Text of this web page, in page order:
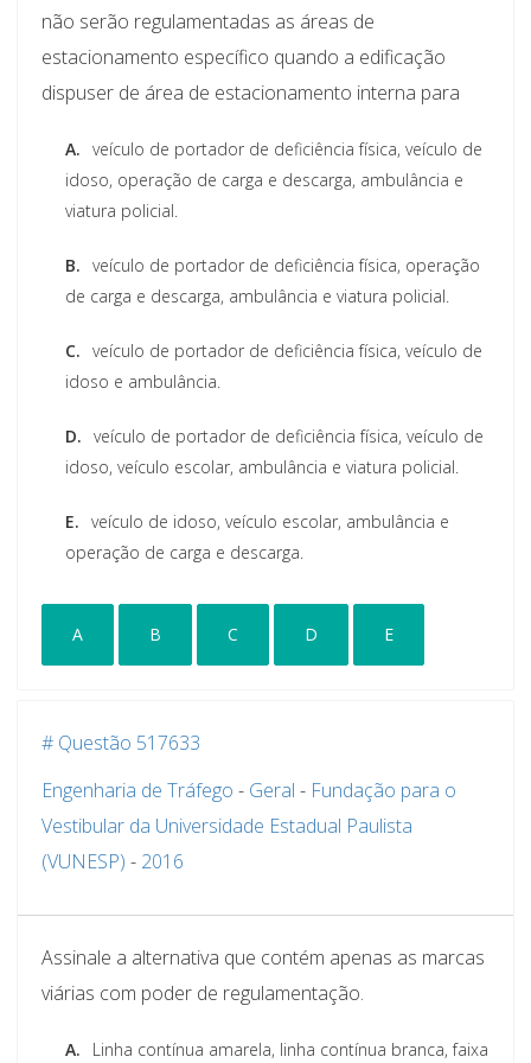
não serão regulamentadas as áreas de
estacionamento específico quando a edificação
dispuser de área de estacionamento interna para
A. veículo de portador de deficiência física, veículo de
idoso, operação de carga e descarga, ambulância e
viatura policial.
B. veículo de portador de deficiência física, operação
de carga e descarga, ambulância e viatura policial.
C. veículo de portador de deficiência física, veículo de
idoso e ambulância.
D. veículo de portador de deficiência física, veículo de
idoso, veículo escolar, ambulância e viatura policial.
E. veículo de idoso, veículo escolar, ambulância e
operação de carga e descarga.
A B C D E
# Questão 517633
Engenharia de Tráfego - Geral - Fundação para o
Vestibular da Universidade Estadual Paulista
(VUNESP) - 2016
Assinale a alternativa que contém apenas as marcas
viárias com poder de regulamentação.
A. Linha contínua amarela, linha contínua branca, faixa